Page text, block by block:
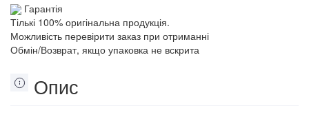
Гарантія
Тількі 100% оригінальна продукція.
Можливість перевірити заказ при отриманні
Обмін/Возврат, якщо упаковка не вскрита
Опис